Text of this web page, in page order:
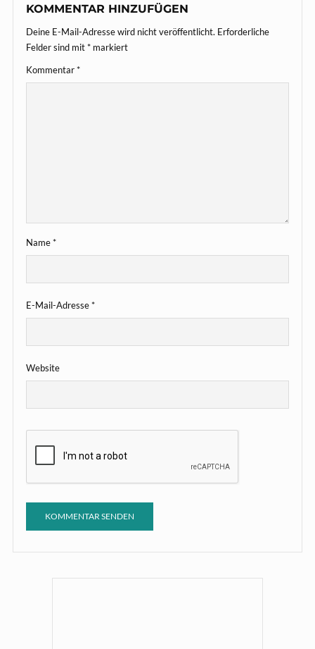
KOMMENTAR HINZUFÜGEN
Deine E-Mail-Adresse wird nicht veröffentlicht. Erforderliche
Felder sind mit* markiert
Kommentar*
Name*
E-Mail-Adresse*
Website